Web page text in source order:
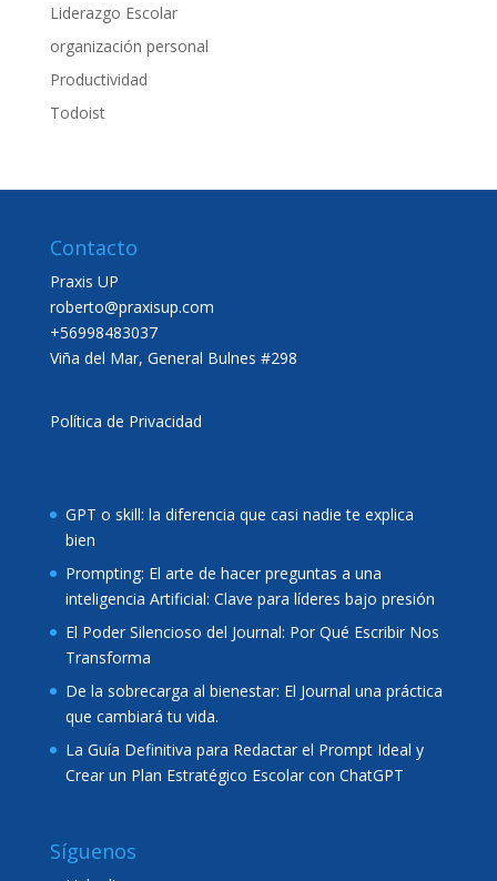
Liderazgo Escolar
organización personal
Productividad
Todoist
Contacto
Praxis UP
roberto@praxisup.com
+56998483037
Viña del Mar, General Bulnes #298
Política de Privacidad
GPT o skill: la diferencia que casi nadie te explica
bien
Prompting: El arte de hacer preguntas a una
inteligencia Artificial: Clave para líderes bajo presión
El Poder Silencioso del Journal: Por Qué Escribir Nos
Transforma
De la sobrecarga al bienestar: El Journal una práctica
que cambiará tu vida.
La Guía Definitiva para Redactar el Prompt Ideal y
Crear un Plan Estratégico Escolar con ChatGPT
Síguenos